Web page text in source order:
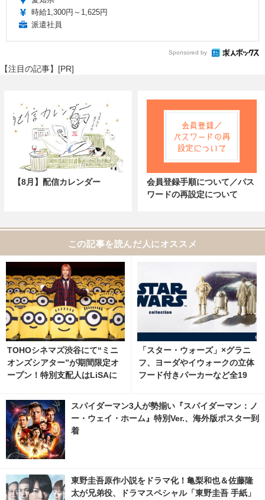
時給1,300円～1,625円
派遣社員
Sponsored by
【注目の記事】[PR]
【8月】配信カレンダー
会員登録手順について／パス
ワードの再設定について
この記事を読んだ人にオススメ
TOHOシネマズ渋谷にて“ミニ
オンズシアター”が期間限定オ
ープン！特別支配人はLiSAに
「スター・ウォーズ」×グラニ
フ、ヨーダやイウォークの立体
フード付きパーカーなど全19
スパイダーマン3人が勢揃い『スパイダーマン：ノ
ー・ウェイ・ホーム』特別Ver.、海外版ポスター到
着
東野圭吾原作小説をドラマ化！亀梨和也＆佐藤隆
太が兄弟役、ドラマスペシャル「東野圭吾 手紙」